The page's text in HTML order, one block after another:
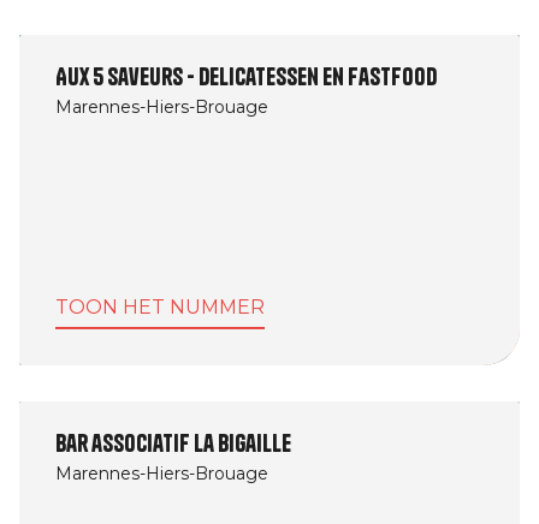
Aux 5 saveurs - Delicatessen en fastfood
Marennes-Hiers-Brouage
TOON HET NUMMER
Bar associatif La Bigaille
Marennes-Hiers-Brouage